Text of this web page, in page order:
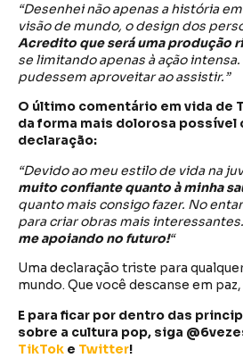
“Desenhei não apenas a história
visão de mundo, o design dos
Acredito que será uma produção
se limitando apenas à ação
pudessem aproveitar ao assistir.”
O último comentário em vida de
da forma mais dolorosa possível
declaração:
“Devido ao meu estilo de vida na
muito confiante quanto à minha
quanto mais consigo fazer. No
para criar obras mais interessantes.
me apoiando no futuro!“
Uma declaração triste para
mundo. Que você descanse em
E para ficar por dentro das
sobre a cultura pop, siga
TikTok e Twitter!